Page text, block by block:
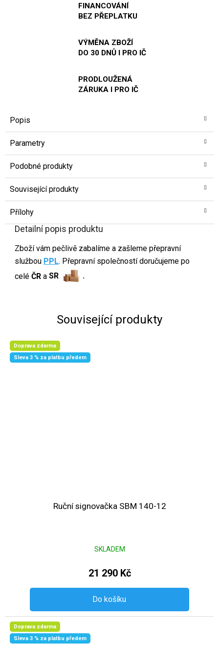
FINANCOVÁNÍ
BEZ PŘEPLATKU
VÝMĚNA ZBOŽÍ
DO 30 DNŮ I PRO IČ
PRODLOUŽENÁ
ZÁRUKA I PRO IČ
Popis
Parametry
Podobné produkty
Související produkty
Přílohy
Detailní popis produktu
Zboží vám pečlivě zabalíme a zašleme přepravní
službou PPL. Přepravní společností doručujeme po
celé ČR a SR .
Související produkty
Doprava zdarma
Sleva 3 % za platbu předem
Ruční signovačka SBM 140-12
SKLADEM
21 290 Kč
Do košíku
Doprava zdarma
Sleva 3 % za platbu předem